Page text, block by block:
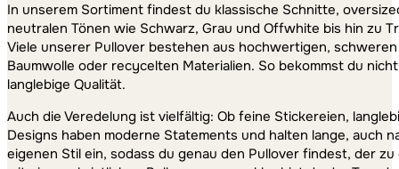
In unserem Sortiment findest du klassische Schnitte,
neutralen Tönen wie Schwarz, Grau und Offwhite bis hin zu
Viele unserer Pullover bestehen aus hochwertigen,
Baumwolle oder recycelten Materialien. So bekommst du
langlebige Qualität.
Auch die Veredelung ist vielfältig: Ob feine Stickereien,
Designs haben moderne Statements und halten lange, auch
eigenen Stil ein, sodass du genau den Pullover findest, der